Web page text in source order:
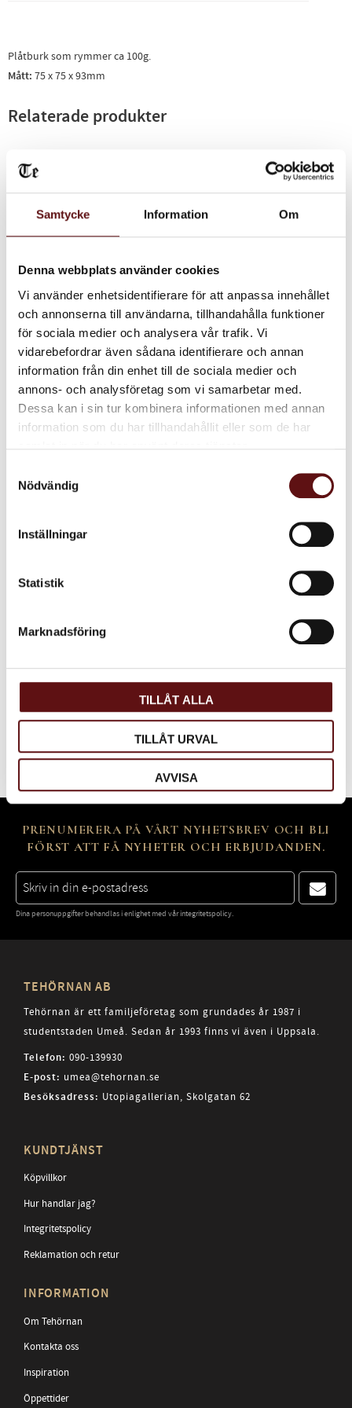
Samtycke Information Om
Denna webbplats använder cookies
Vi använder enhetsidentifierare för att anpassa innehållet
och annonserna till användarna, tillhandahålla funktioner
för sociala medier och analysera vår trafik. Vi
vidarebefordrar även sådana identifierare och annan
information från din enhet till de sociala medier och
annons- och analysföretag som vi samarbetar med.
Dessa kan i sin tur kombinera informationen med annan
information som du har tillhandahållit eller som de har
Nödvändig
Inställningar
Statistik
Marknadsföring
TILLÅT ALLA
TILLÅT URVAL
AVVISA
Plåtburk som rymmer ca 100g.
Mått: 75 x 75 x 93mm
Relaterade produkter
Sara Miller Haveli
Garden, Burk 100gr
Burk för ca 100gr svart te.
85KR
Lägg till i favoriter
Sara Miller Green
Birds, Burk 100gr
Burk för ca 100gr svart te.
85KR
Lägg till i favoriter
FacebookTwitter
Bli den första att lämna ett omdöme.
PRENUMERERA PÅ VÅRT NYHETSBREV OCH BLI
FÖRST ATT FÅ NYHETER OCH ERBJUDANDEN.
Dina personuppgifter behandlas i enlighet med vårintegritetspolicy.
TEHÖRNAN AB
Tehörnan är ett familjeföretag som grundades år 1987 i
studentstaden Umeå. Sedan år 1993 finns vi även i Uppsala.
Telefon: 090-139930
E-post: umea@tehornan.se
Besöksadress: Utopiagallerian, Skolgatan 62
KUNDTJÄNST
Köpvillkor
Hur handlar jag?
Integritetspolicy
Reklamation och retur
INFORMATION
Om Tehörnan
Kontakta oss
Inspiration
Öppettider